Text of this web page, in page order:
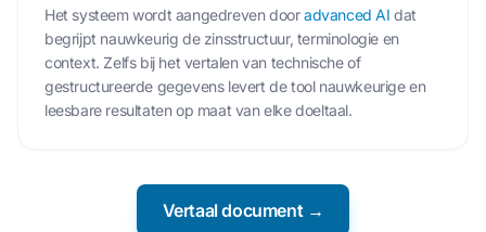
Het systeem wordt aangedreven dooradvanced AI dat
begrijpt nauwkeurig de zinsstructuur, terminologie en
context. Zelfs bij het vertalen van technische of
gestructureerde gegevens levert de tool nauwkeurige en
leesbare resultaten op maat van elke doeltaal.
Vertaal document →